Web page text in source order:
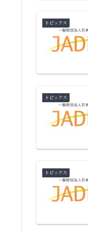
トピックス
トピックス
トピックス